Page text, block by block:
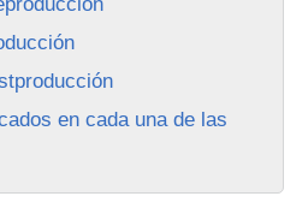
en cada una de las